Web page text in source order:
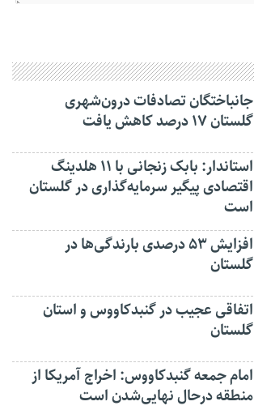
جانباختگان تصادفات درون‌شهری
گلستان ۱۷ درصد کاهش یافت
استاندار: بابک زنجانی با ۱۱ هلدینگ
اقتصادی پیگیر سرمایه‌گذاری در گلستان
است
افزایش ۵۳ درصدی بارندگی‌ها در
گلستان
اتفاقی عجیب در‌ گنبدکاووس و استان
گلستان
امام جمعه گنبدکاووس: اخراج آمریکا از
منطقه درحال نهایی‌شدن است